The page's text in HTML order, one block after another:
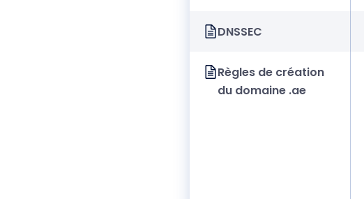
DNSSEC
Règles de création
du domaine .ae